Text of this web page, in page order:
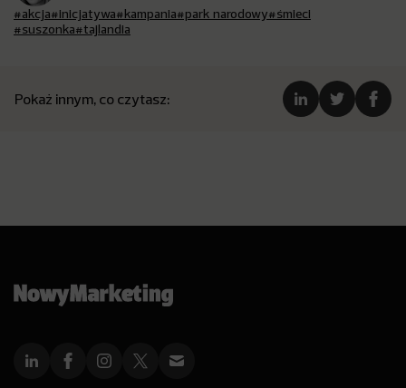
#akcja#inicjatywa#kampania#park narodowy#śmieci
#suszonka#tajlandia
Pokaż innym, co czytasz: